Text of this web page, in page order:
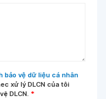
bảo vệ dữ liệu cá nhân
xử lý DLCN của tôi
DLCN. *